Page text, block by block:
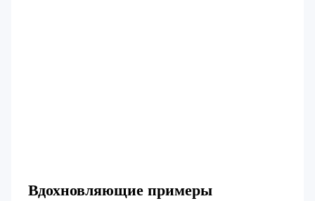
Вдохновляющие примеры